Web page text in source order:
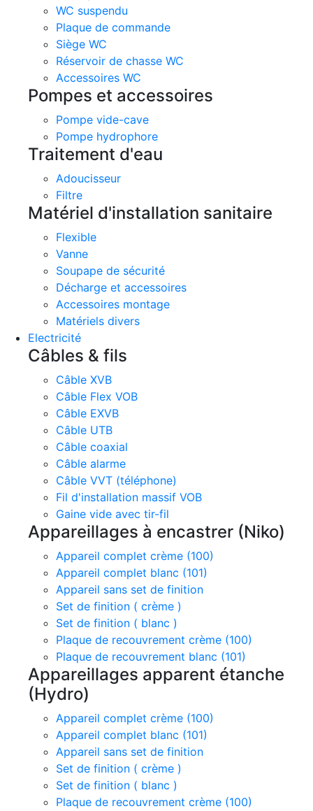
WC suspendu
Plaque de commande
Siège WC
Réservoir de chasse WC
Accessoires WC
Pompes et accessoires
Pompe vide-cave
Pompe hydrophore
Traitement d'eau
Adoucisseur
Filtre
Matériel d'installation sanitaire
Flexible
Vanne
Soupape de sécurité
Décharge et accessoires
Accessoires montage
Matériels divers
Electricité
Câbles & fils
Câble XVB
Câble Flex VOB
Câble EXVB
Câble UTB
Câble coaxial
Câble alarme
Câble VVT (téléphone)
Fil d'installation massif VOB
Gaine vide avec tir-fil
Appareillages à encastrer (Niko)
Appareil complet crème (100)
Appareil complet blanc (101)
Appareil sans set de finition
Set de finition ( crème )
Set de finition ( blanc )
Plaque de recouvrement crème (100)
Plaque de recouvrement blanc (101)
Appareillages apparent étanche
(Hydro)
Appareil complet crème (100)
Appareil complet blanc (101)
Appareil sans set de finition
Set de finition ( crème )
Set de finition ( blanc )
Plaque de recouvrement crème (100)